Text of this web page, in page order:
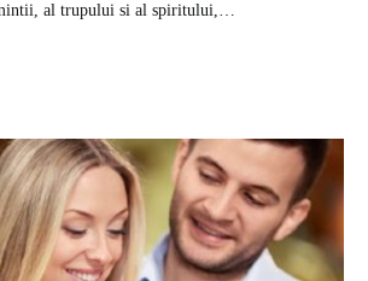
al trupului si al spiritului,…